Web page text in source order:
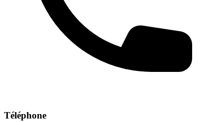
Téléphone